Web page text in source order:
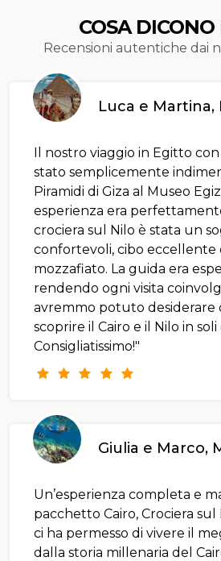
COSA
Recensioni autentiche dai
Luca e Martina,
Il nostro viaggio in Egitto
stato semplicemente
Piramidi di Giza al Museo
esperienza era
crociera sul Nilo è stata un
confortevoli, cibo eccellente
mozzafiato. La guida era
rendendo ogni visita
avremmo potuto desiderare
scoprire il Cairo e il Nilo in
Consigliatissimo!"
Giulia e Marco,
Un’esperienza completa e
pacchetto Cairo, Crociera sul
ci ha permesso di vivere il
dalla storia millenaria del